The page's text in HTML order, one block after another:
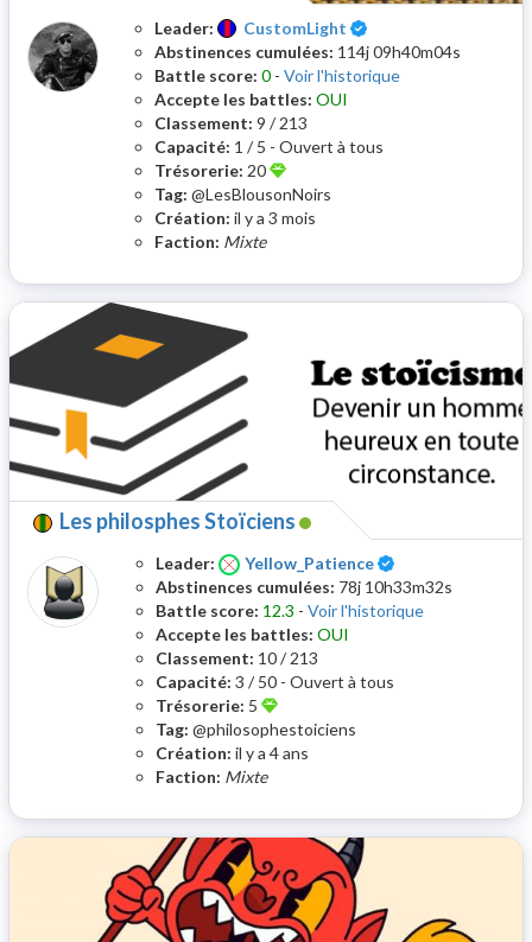
Leader: CustomLight
Certifié
Abstinences cumulées: 114j 09h40m04s
Battle score: 0 - Voir l'historique
Accepte les battles: OUI
Classement: 9 / 213
Capacité: 1 / 5 - Ouvert à tous
Trésorerie: 20
Tag: @LesBlousonNoirs
Création: il y a 3 mois
Faction: Mixte
Les philosphes Stoïciens
Leader: Yellow_Patience
Certifié
Abstinences cumulées: 78j 10h33m32s
Battle score: 12.3 - Voir l'historique
Accepte les battles: OUI
Classement: 10 / 213
Capacité: 3 / 50 - Ouvert à tous
Trésorerie: 5
Tag: @philosophestoiciens
Création: il y a 4 ans
Faction: Mixte